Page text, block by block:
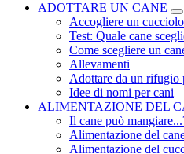
ADOTTARE UN CANE
Accogliere un
Test: Quale cane
Come scegliere un
Allevamenti
Adottare da un rifugio
Idee di nomi per cani
ALIMENTAZIONE DEL
Il cane può
Alimentazione del
Alimentazione del